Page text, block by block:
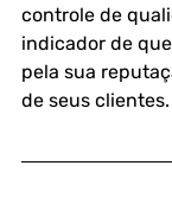
controle de
indicador de
pela sua
de seus clientes.